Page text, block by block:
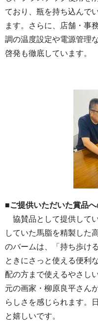
ており、瓶を持ち込んで
ます。さらに、店舗・事
調の温度設定や電源管理
啓発も徹底しています。
■ご提供いただいた賞品
協賛品として提供して
していた馬脂を精製した
のバームは、「持ち歩け
ときにさっと使える便利
配の方まで使えるやさし
元の画家・柳原良平さん
らしさを感じられます。
と嬉しいです。